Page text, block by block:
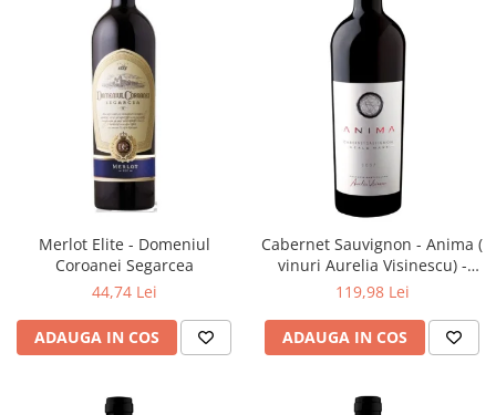
Merlot Elite - Domeniul
Coroanei Segarcea
44,74 Lei
ADAUGA IN COS
Cabernet Sauvignon - Anima (
vinuri Aurelia Visinescu) -
Domeniile Sahateni
119,98 Lei
ADAUGA IN COS